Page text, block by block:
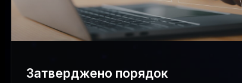
Затверджено порядок